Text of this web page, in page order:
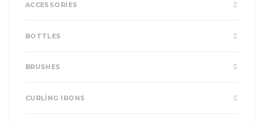
ACCESSORIES
BOTTLES
BRUSHES
CURLING IRONS